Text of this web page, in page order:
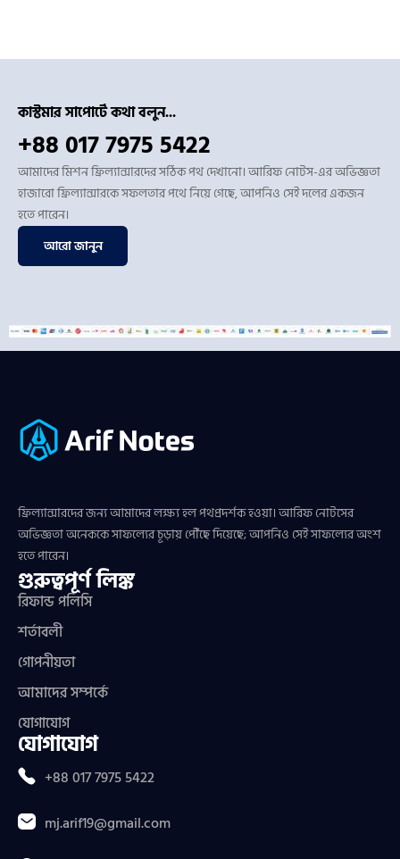
কাস্টমার সাপোর্টে কথা বলুন...
+88 017 7975 5422
আমাদের মিশন ফ্রিল্যান্সারদের সঠিক পথ দেখানো। আরিফ নোটস-এর অভিজ্ঞতা
হাজারো ফ্রিল্যান্সারকে সফলতার পথে নিয়ে গেছে, আপনিও সেই দলের একজন
হতে পারেন।
আরো জানুন
ফ্রিল্যান্সারদের জন্য আমাদের লক্ষ্য হল পথপ্রদর্শক হওয়া। আরিফ নোটসের
অভিজ্ঞতা অনেককে সাফল্যের চূড়ায় পৌঁছে দিয়েছে; আপনিও সেই সাফল্যের অংশ
হতে পারেন।
গুরুত্বপূর্ণ লিঙ্ক
রিফান্ড পলিসি
শর্তাবলী
গোপনীয়তা
আমাদের সম্পর্কে
যোগাযোগ
যোগাযোগ
+88 017 7975 5422
mj.arif19@gmail.com